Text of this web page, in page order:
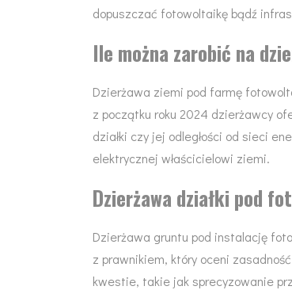
dopuszczać fotowoltaikę bądź
Ile można zarobić na
Dzierżawa ziemi pod farmę
z początku roku 2024 dzierżawcy
działki czy jej odległości od sieci
elektrycznej właścicielowi ziemi.
Dzierżawa działki pod
Dzierżawa gruntu pod instalację
z prawnikiem, który oceni
kwestie, takie jak sprecyzowanie